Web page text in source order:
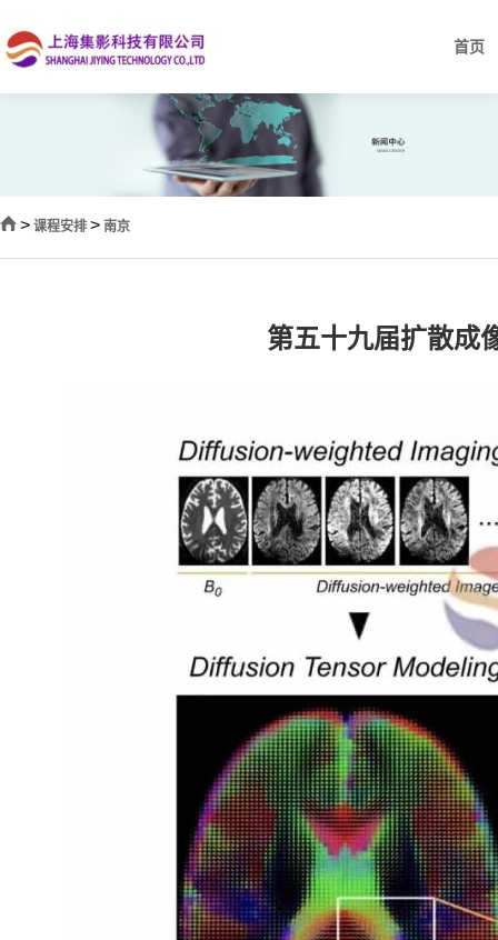
首页
> 课程安排 > 南京
第五十九届扩散成